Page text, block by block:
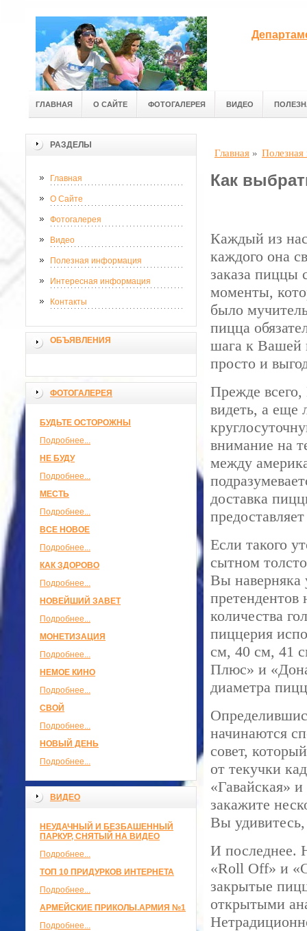
ГЛАВНАЯ О САЙТЕ ФОТОГАЛЕРЕЯ ВИДЕО
РАЗДЕЛЫ
Главная
О Сайте
Фотогалерея
Видео
Полезная информация
Интересная информация
Контакты
ОБЪЯВЛЕНИЯ
ФОТОГАЛЕРЕЯ
БУДЬТЕ ОСТОРОЖНЫ
Подробнее...
НЕ БУДУ
Подробнее...
МЕСТЬ
Подробнее...
ВСЕ НОВОЕ
Подробнее...
КАК ЗДОРОВО
Подробнее...
НОВЕЙШИЙ ЗАВЕТ
Подробнее...
МОНЕТИЗАЦИЯ
Подробнее...
НЕМОЕ КИНО
Подробнее...
СВОЙ
Подробнее...
НОВЫЙ ДЕНЬ
Подробнее...
ВИДЕО
НЕУДАЧНЫЙ И БЕЗБАШЕННЫЙ
ПАРКУР, СНЯТЫЙ НА ВИДЕО
Подробнее...
ТОП 10 ПРИДУРКОВ ИНТЕРНЕТА
Подробнее...
АРМЕЙСКИЕ ПРИКОЛЫ.АРМИЯ №1
Подробнее...
Главная »
Как
Каждый из
каждого она
заказа пиццы
моменты,
было
пицца
шага к Вашей
просто и
Прежде
видеть, а еще
внимание на
между
доставка
Если такого
сытном
Вы наверняка
количества
пиццерия
см, 40 см, 41
Плюс» и
диаметра
начинаются
совет,
от текучки
«Гавайская»
закажите
Вы
И последнее.
«Roll Off» и
закрытые
открытыми